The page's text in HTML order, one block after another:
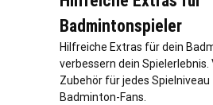
Badmintonspieler
Hilfreiche Extras für dein
verbessern dein Spielerlebnis.
Zubehör für jedes
Badminton-Fans.